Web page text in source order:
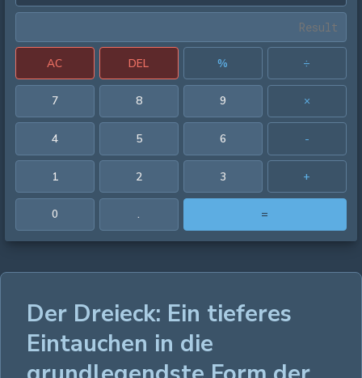
AC DEL % ÷
7 8 9 ×
4 5 6 -
1 2 3 +
0 . =
Der Dreieck: Ein tieferes
Eintauchen in die